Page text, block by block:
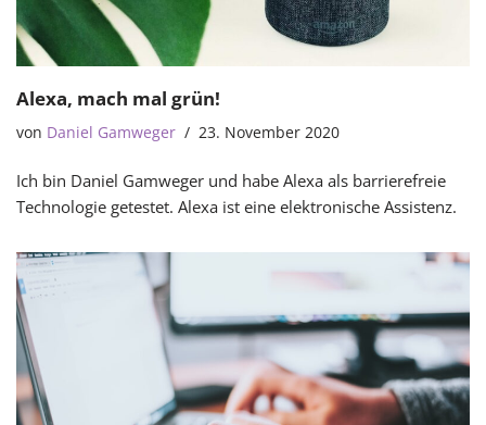
Alexa, mach mal grün!
von Daniel Gamweger 23. November 2020
Ich bin Daniel Gamweger und habe Alexa als barrierefreie
Technologie getestet. Alexa ist eine elektronische Assistenz.